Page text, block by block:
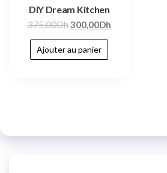
DIY Dream Kitchen
375,00Dh300,00Dh
Ajouter au panier